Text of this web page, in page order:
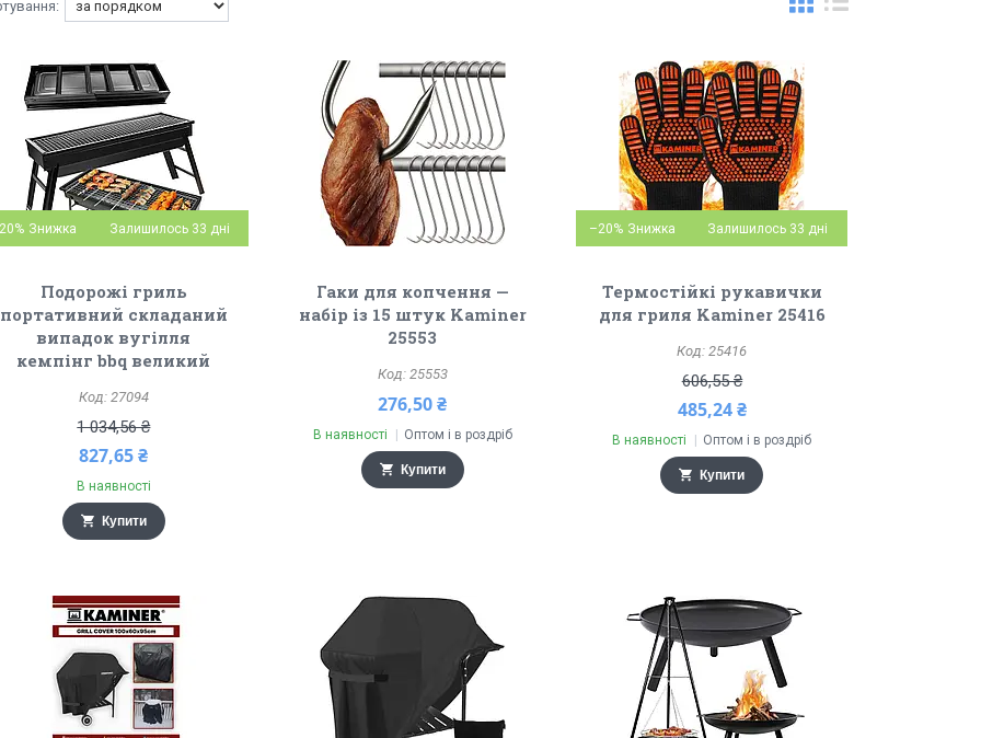
Залишилось 33 дні
Подорожі гриль
портативний складаний
випадок вугілля
кемпінг bbq великий
27094
1 034,56 ₴
827,65 ₴
В наявності
Купити
Гаки для копчення —
набір із 15 штук Kaminer
25553
25553
276,50 ₴
В наявності Оптом і в роздріб
Купити
–20% Залишилось 33 дні
Термостійкі рукавички
для гриля Kaminer 25416
25416
606,55 ₴
485,24 ₴
В наявності Оптом і в роздріб
Купити